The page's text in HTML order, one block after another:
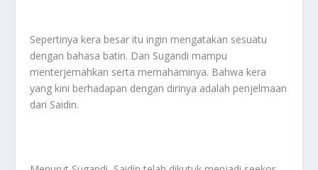
Sepertinya kera besar itu ingin mengatakan sesuatu
dengan bahasa batin. Dan Sugandi mampu
menterjemahkan serta memahaminya. Bahwa kera
yang kini berhadapan dengan dirinya adalah penjelmaan
dari Saidin.